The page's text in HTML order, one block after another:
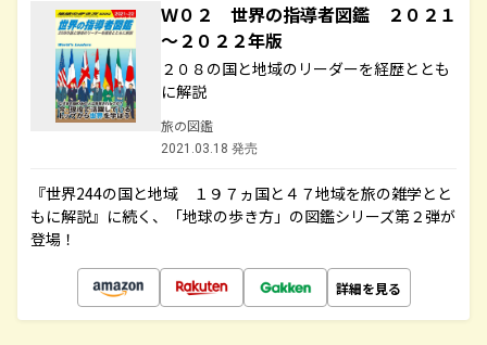
Ｗ０２ 世界の指導者図鑑 ２０２１
～２０２２年版
２０８の国と地域のリーダーを経歴ととも
に解説
旅の図鑑
2021.03.18 発売
『世界244の国と地域 １９７ヵ国と４７地域を旅の雑学とと
もに解説』に続く、「地球の歩き方」の図鑑シリーズ第２弾が
登場！
詳細を見る